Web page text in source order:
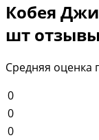
Кобея
шт отзывы
Средняя оценка
0
0
0